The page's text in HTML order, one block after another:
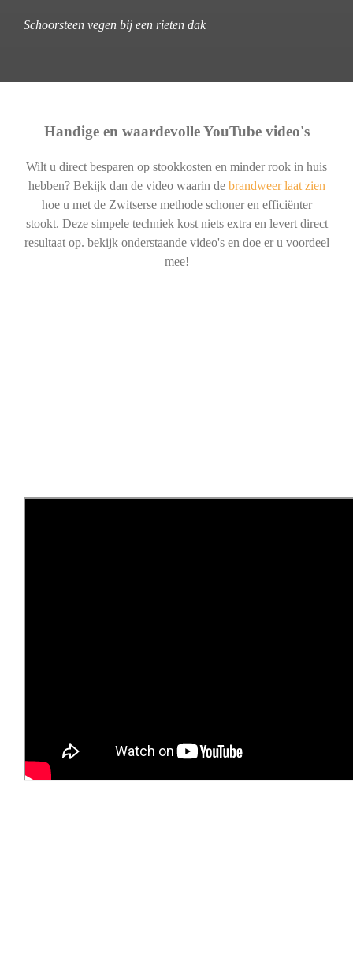
Schoorsteen vegen bij een rieten dak
Handige en waardevolle YouTube video's
Wilt u direct besparen op stookkosten en minder rook in huis
hebben? Bekijk dan de video waarin de brandweer laat zien
hoe u met de Zwitserse methode schoner en efficiënter
stookt. Deze simpele techniek kost niets extra en levert direct
resultaat op. bekijk onderstaande video's en doe er u voordeel
mee!